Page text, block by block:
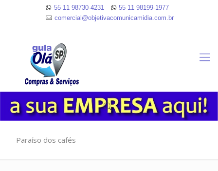
55 11 98730-4231
55 11 98199-1977
comercial@objetivacomunicamidia.com.br
Paraíso dos cafés